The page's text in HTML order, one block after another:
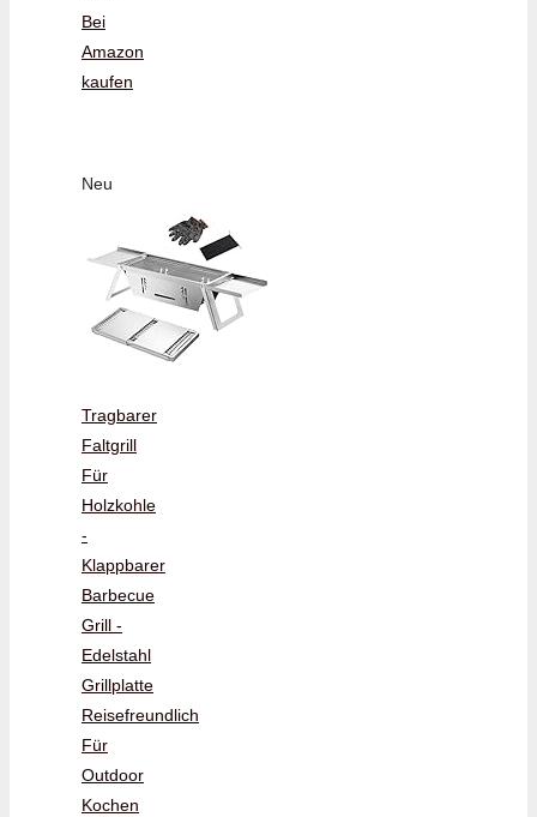
Bei
Amazon
kaufen
Neu
Tragbarer
Faltgrill
Für
Holzkohle
-
Klappbarer
Barbecue
Grill -
Edelstahl
Grillplatte
Reisefreundlich
Für
Outdoor
Kochen